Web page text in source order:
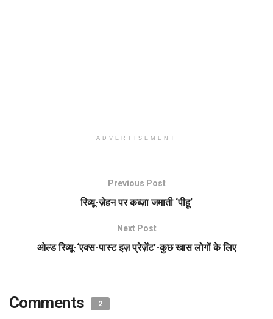
ADVERTISEMENT
Previous Post
रिव्यू-ज़ेहन पर कब्ज़ा जमाती ‘पीहू’
Next Post
ओल्ड रिव्यू-‘एक्स-पास्ट इज़ प्रेज़ेंट’-कुछ खास लोगों के लिए
Comments 2